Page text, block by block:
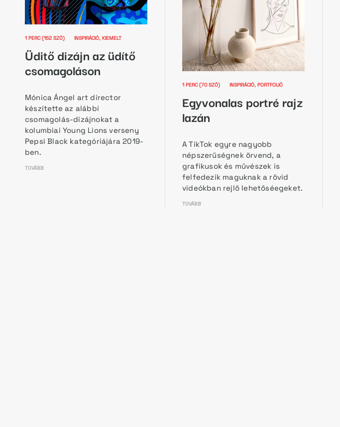
1 PERC (152 SZÓ) INSPIRÁCIÓ KIEMELT
Üditő dizájn az üdítő
csomagoláson
Mónica Ángel art director
készítette az alábbi
csomagolás-dizájnokat a
kolumbiai Young Lions verseny
Pepsi Black kategóriájára 2019-
ben.
TOVÁBB
1 PERC (70 SZÓ) INSPIRÁCIÓ PORTFOLIÓ
Egyvonalas portré rajz
lazán
A TikTok egyre nagyobb
népszerűségnek örvend, a
grafikusok és művészek is
felfedezik maguknak a rövid
videókban rejlő lehetőséegeket.
TOVÁBB